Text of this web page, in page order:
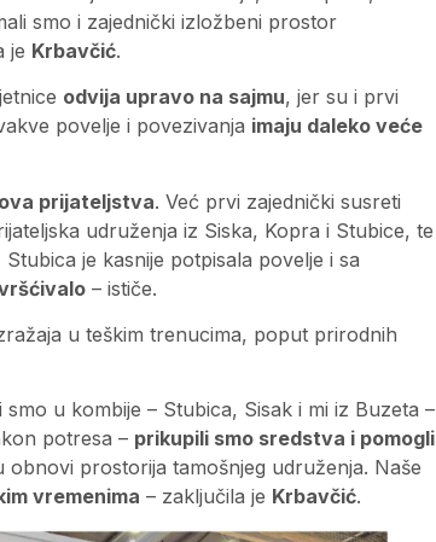
smo i zajednički izložbeni prostor
je Krbavčić.
odvija upravo na sajmu, jer su i prvi
povelje i povezivanja imaju daleko veće
prijateljstva. Već prvi zajednički susreti
udruženja iz Siska, Kopra i Stubice, te
je kasnije potpisala povelje i sa
– ističe.
u teškim trenucima, poput prirodnih
u kombije – Stubica, Sisak i mi iz Buzeta –
potresa – prikupili smo sredstva i pomogli
prostorija tamošnjeg udruženja. Naše
vremenima – zaključila je Krbavčić.